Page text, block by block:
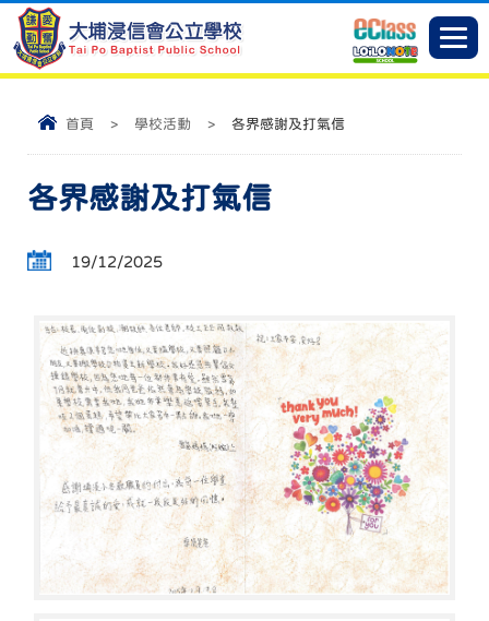
首頁 > 學校活動 > 各界感謝及打氣信
各界感謝及打氣信
19/12/2025